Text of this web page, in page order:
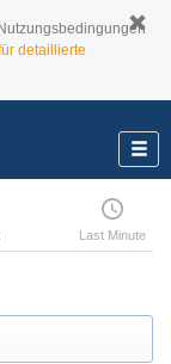
detaillierte
Last Minute